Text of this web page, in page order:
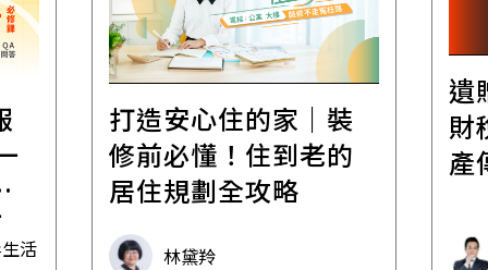
活
打造安心住的家｜裝
修前必懂！住到老的
居住規劃全攻略
林黛羚
遺
財
產